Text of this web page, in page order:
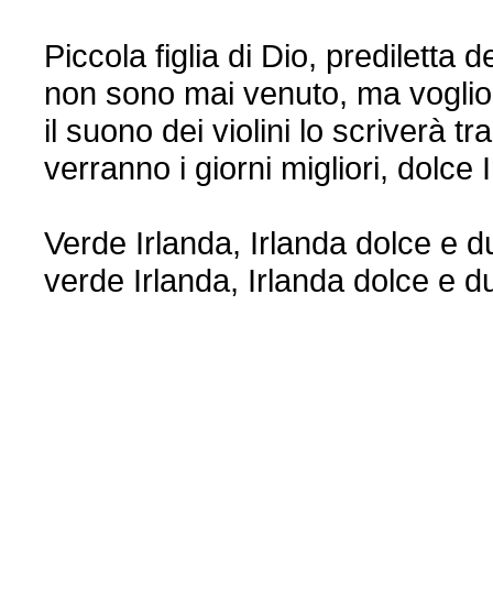
Piccola figlia di Dio, prediletta
non sono mai venuto, ma
il suono dei violini lo scriverà
verranno i giorni migliori, dolce
Verde Irlanda, Irlanda dolce e
verde Irlanda, Irlanda dolce e